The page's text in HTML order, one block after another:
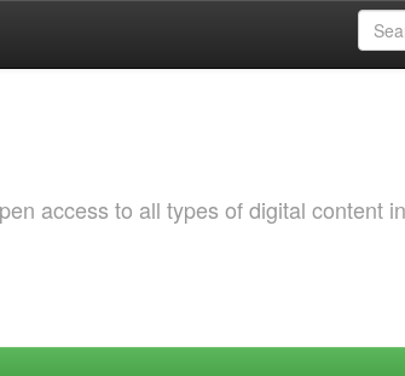
access to all types of digital content